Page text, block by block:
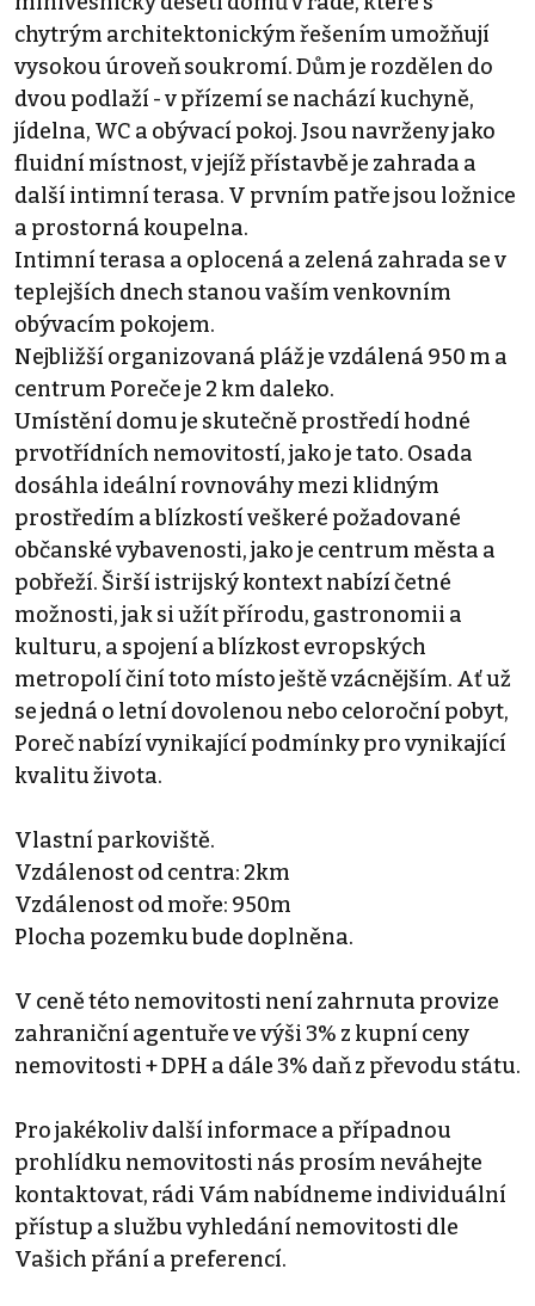
chytrým architektonickým řešením umožňují
vysokou úroveň soukromí. Dům je rozdělen do
dvou podlaží - v přízemí se nachází kuchyně,
jídelna, WC a obývací pokoj. Jsou navrženy jako
fluidní místnost, v jejíž přístavbě je zahrada a
další intimní terasa. V prvním patře jsou ložnice
a prostorná koupelna.
Intimní terasa a oplocená a zelená zahrada se v
teplejších dnech stanou vaším venkovním
obývacím pokojem.
Nejbližší organizovaná pláž je vzdálená 950 m a
centrum Poreče je 2 km daleko.
Umístění domu je skutečně prostředí hodné
prvotřídních nemovitostí, jako je tato. Osada
dosáhla ideální rovnováhy mezi klidným
prostředím a blízkostí veškeré požadované
občanské vybavenosti, jako je centrum města a
pobřeží. Širší istrijský kontext nabízí četné
možnosti, jak si užít přírodu, gastronomii a
kulturu, a spojení a blízkost evropských
metropolí činí toto místo ještě vzácnějším. Ať už
se jedná o letní dovolenou nebo celoroční pobyt,
Poreč nabízí vynikající podmínky pro vynikající
kvalitu života.
Vlastní parkoviště.
Vzdálenost od centra: 2km
Vzdálenost od moře: 950m
Plocha pozemku bude doplněna.
V ceně této nemovitosti není zahrnuta provize
zahraniční agentuře ve výši 3% z kupní ceny
nemovitosti + DPH a dále 3% daň z převodu státu.
Pro jakékoliv další informace a případnou
prohlídku nemovitosti nás prosím neváhejte
kontaktovat, rádi Vám nabídneme individuální
přístup a službu vyhledání nemovitosti dle
Vašich přání a preferencí.